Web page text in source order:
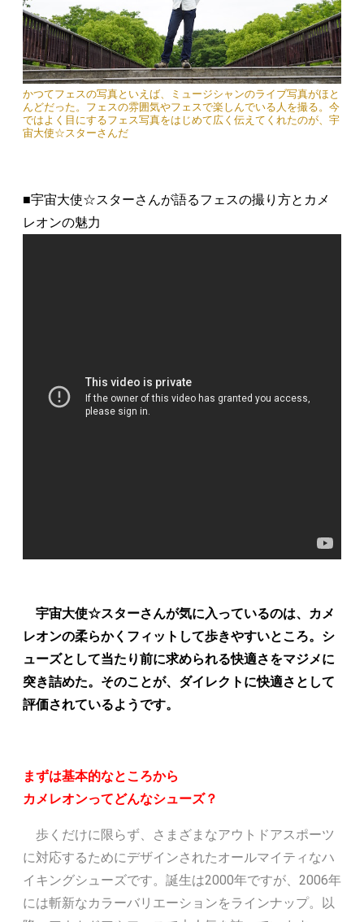
かつてフェスの写真といえば、ミュージシャンのライブ写真がほと
んどだった。フェスの雰囲気やフェスで楽しんでいる人を撮る。今
ではよく目にするフェス写真をはじめて広く伝えてくれたのが、宇
宙大使☆スターさんだ
■宇宙大使☆スターさんが語るフェスの撮り方とカメ
レオンの魅力
宇宙大使☆スターさんが気に入っているのは、カメ
レオンの柔らかくフィットして歩きやすいところ。シ
ューズとして当たり前に求められる快適さをマジメに
突き詰めた。そのことが、ダイレクトに快適さとして
評価されているようです。
まずは基本的なところから
カメレオンってどんなシューズ？
歩くだけに限らず、さまざまなアウトドアスポーツ
に対応するためにデザインされたオールマイティなハ
イキングシューズです。誕生は2000年ですが、2006年
には斬新なカラーバリエーションをラインナップ。以